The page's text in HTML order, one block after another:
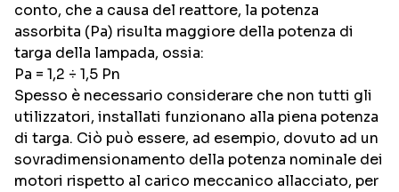
conto, che a causa del reattore, la potenza
assorbita (Pa) risulta maggiore della potenza di
targa della lampada, ossia:
Pa = 1,2 ÷ 1,5 Pn
Spesso è necessario considerare che non tutti gli
utilizzatori, installati funzionano alla piena potenza
di targa. Ciò può essere, ad esempio, dovuto ad un
sovradimensionamento della potenza nominale dei
motori rispetto al carico meccanico allacciato, per